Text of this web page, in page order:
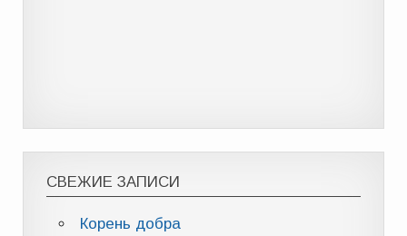
СВЕЖИЕ ЗАПИСИ
Корень добра